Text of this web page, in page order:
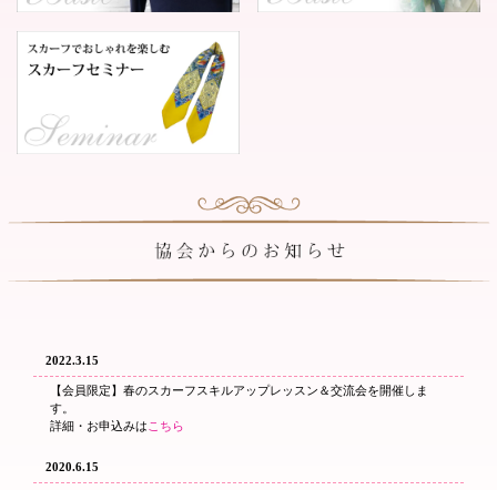
2022.3.15
【会員限定】春のスカーフスキルアップレッスン＆交流会を開催しま
す。
詳細・お申込みはこちら
2020.6.15